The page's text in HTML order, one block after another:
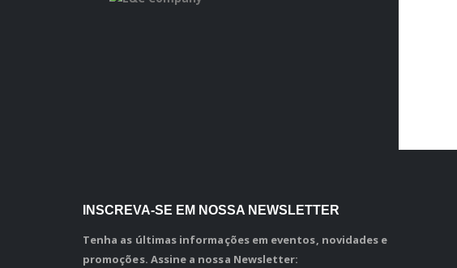
INSCREVA-SE EM NOSSA NEWSLETTER
Tenha as últimas informações em eventos, novidades e
promoções. Assine a nossa Newsletter: